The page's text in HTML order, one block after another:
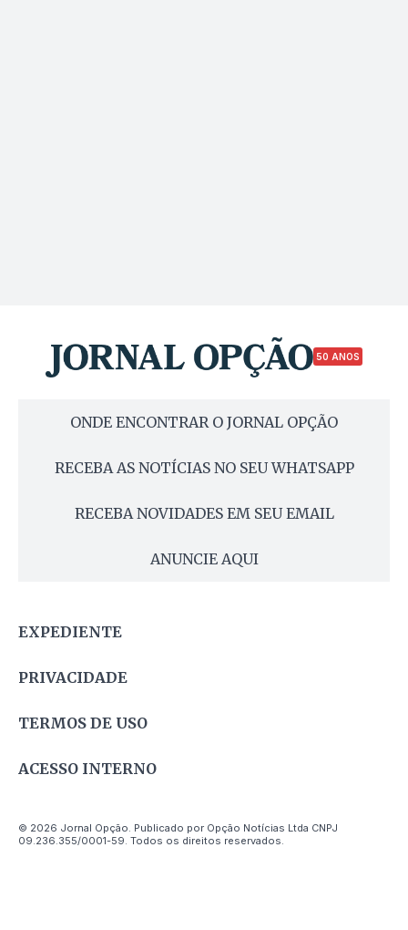
50 ANOS
ONDE ENCONTRAR O JORNAL OPÇÃO
RECEBA AS NOTÍCIAS NO SEU WHATSAPP
RECEBA NOVIDADES EM SEU EMAIL
ANUNCIE AQUI
EXPEDIENTE
PRIVACIDADE
TERMOS DE USO
ACESSO INTERNO
© 2026 Jornal Opção. Publicado por Opção Notícias Ltda CNPJ
09.236.355/0001-59. Todos os direitos reservados.